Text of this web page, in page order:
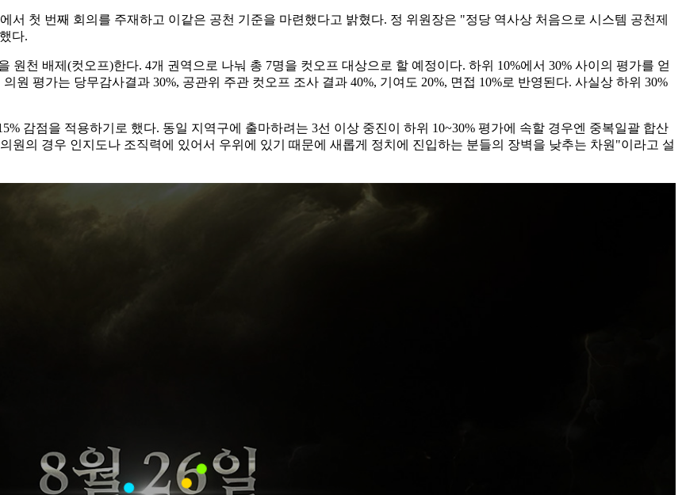
서 첫 번째 회의를 주재하고 이같은 공천 기준을 마련했다고 밝혔다. 정 위원장은 "정당 역사상 처음으로 시스템 공천제
다.
원천 배제(컷오프)한다. 4개 권역으로 나눠 총 7명을 컷오프 대상으로 할 예정이다. 하위 10%에서 30% 사이의 평가를 얻
원 평가는 당무감사결과 30%, 공관위 주관 컷오프 조사 결과 40%, 기여도 20%, 면접 10%로 반영된다. 사실상 하위 30%
감점을 적용하기로 했다. 동일 지역구에 출마하려는 3선 이상 중진이 하위 10~30% 평가에 속할 경우엔 중복일괄 합산
원의 경우 인지도나 조직력에 있어서 우위에 있기 때문에 새롭게 정치에 진입하는 분들의 장벽을 낮추는 차원"이라고 설